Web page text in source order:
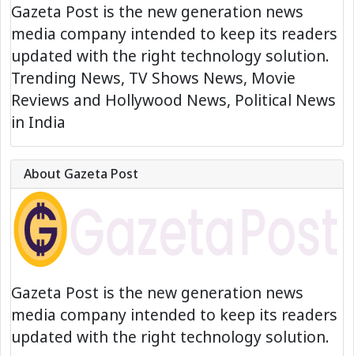
Gazeta Post is the new generation news
media company intended to keep its readers
updated with the right technology solution.
Trending News, TV Shows News, Movie
Reviews and Hollywood News, Political News
in India
About Gazeta Post
Gazeta Post is the new generation news
media company intended to keep its readers
updated with the right technology solution.